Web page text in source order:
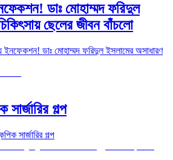
ডাঃ মোহাম্মদ ফরিদুল
ছেলের জীবন বাঁচলো
ইনফেকশন! ডাঃ মোহাম্মদ ফরিদুল ইসলামের অসাধারণ
গল্প
সার্জারির গল্প